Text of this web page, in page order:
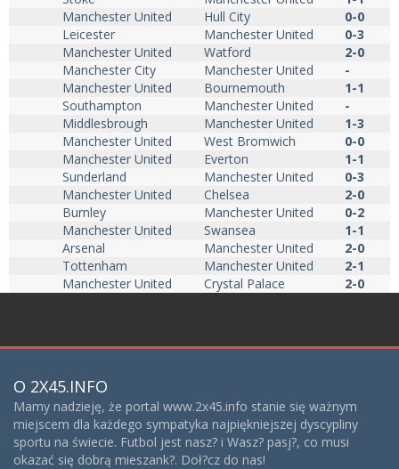
Manchester United
Hull City
0-0
Leicester
Manchester United
0-3
Manchester United
Watford
2-0
Manchester City
Manchester United
-
Manchester United
Bournemouth
1-1
Southampton
Manchester United
-
Middlesbrough
Manchester United
1-3
Manchester United
West Bromwich
0-0
Manchester United
Everton
1-1
Sunderland
Manchester United
0-3
Manchester United
Chelsea
2-0
Burnley
Manchester United
0-2
Manchester United
Swansea
1-1
Arsenal
Manchester United
2-0
Tottenham
Manchester United
2-1
Manchester United
Crystal Palace 2-0
O 2X45.INFO
Mamy nadzieję, że portal www.2x45.info stanie się ważnym
miejscem dla każdego sympatyka najpiękniejszej dyscypliny
sportu na świecie. Futbol jest nasz? i Wasz? pasj?, co musi
okazać się dobrą mieszank?. Doł?cz do nas!